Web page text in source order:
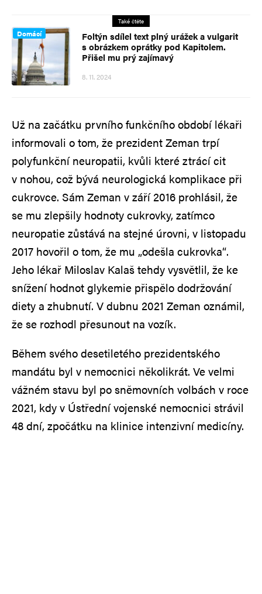
Také čtěte
Domácí
Foltýn sdílel text plný urážek a vulgarit
s obrázkem oprátky pod Kapitolem.
Přišel mu prý zajímavý
8. 11. 2024
Už na začátku prvního funkčního období lékaři
informovali o tom, že prezident Zeman trpí
polyfunkční neuropatii, kvůli které ztrácí cit
v nohou, což bývá neurologická komplikace při
cukrovce. Sám Zeman v září 2016 prohlásil, že
se mu zlepšily hodnoty cukrovky, zatímco
neuropatie zůstává na stejné úrovni, v listopadu
2017 hovořil o tom, že mu „odešla cukrovka“.
Jeho lékař Miloslav Kalaš tehdy vysvětlil, že ke
snížení hodnot glykemie přispělo dodržování
diety a zhubnutí. V dubnu 2021 Zeman oznámil,
že se rozhodl přesunout na vozík.
Během svého desetiletého prezidentského
mandátu byl v nemocnici několikrát. Ve velmi
vážném stavu byl po sněmovních volbách v roce
2021, kdy v Ústřední vojenské nemocnici strávil
48 dní, zpočátku na klinice intenzivní medicíny.